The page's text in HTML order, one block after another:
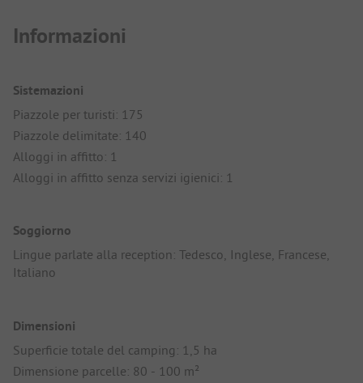
Informazioni
Sistemazioni
Piazzole per turisti: 175
Piazzole delimitate: 140
Alloggi in affitto: 1
Alloggi in affitto senza servizi igienici: 1
Soggiorno
Lingue parlate alla reception: Tedesco, Inglese, Francese,
Italiano
Dimensioni
Superficie totale del camping: 1,5 ha
Dimensione parcelle: 80 - 100 m²